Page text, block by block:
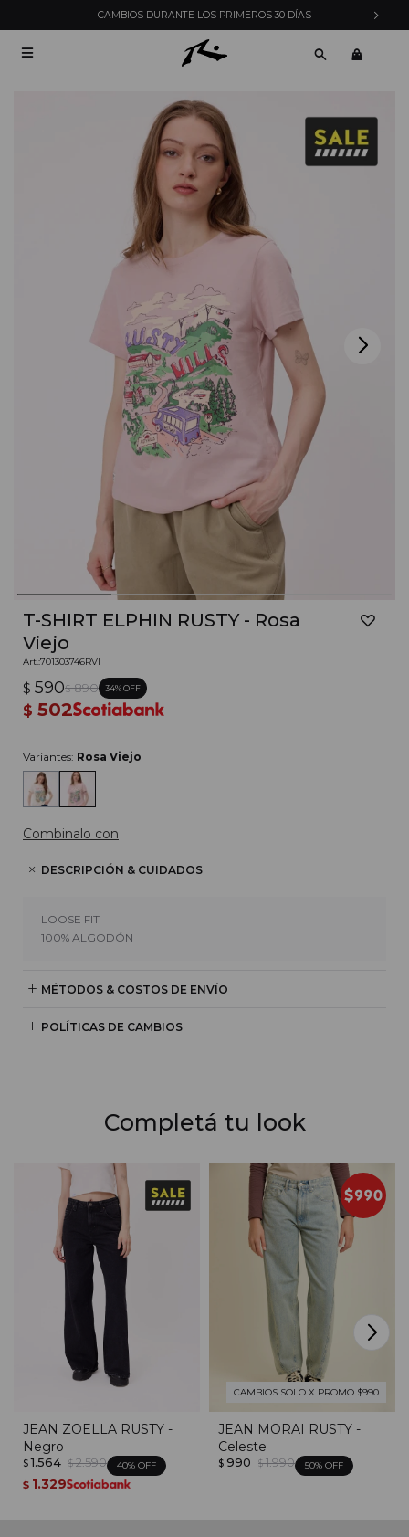
ENVÍOS EXPRESS EN MONTEVIDEO CON PEDIDOS

T-SHIRT ELPHIN RUSTY - Rosa
Viejo
701303746RVI
$ 590$ 890 34
$ 502
Variantes: Rosa Viejo
Combinalo con
DESCRIPCIÓN & CUIDADOS
LOOSE FIT
100% ALGODÓN
MÉTODOS & COSTOS DE ENVÍO
POLÍTICAS DE CAMBIOS
Completá tu look
JEAN ZOELLA RUSTY -
Negro
$ 1.564 $ 2.590 40
$ 1.329
CAMBIOS SOLO X PROMO $990
JEAN MORAI RUSTY -
Celeste
$ 990 $ 1.990 50